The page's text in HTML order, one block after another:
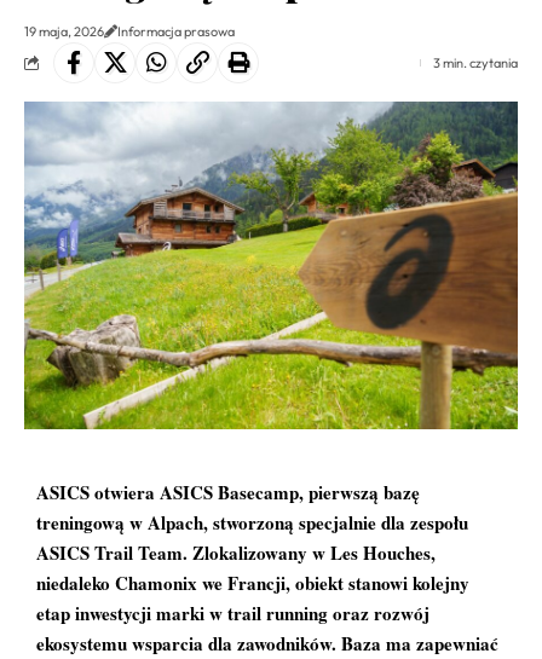
19 maja, 2026
Informacja prasowa
3 min. czytania
ASICS otwiera ASICS Basecamp, pierwszą bazę
treningową w Alpach, stworzoną specjalnie dla zespołu
ASICS Trail Team. Zlokalizowany w Les Houches,
niedaleko Chamonix we Francji, obiekt stanowi kolejny
etap inwestycji marki w trail running oraz rozwój
ekosystemu wsparcia dla zawodników. Baza ma zapewniać